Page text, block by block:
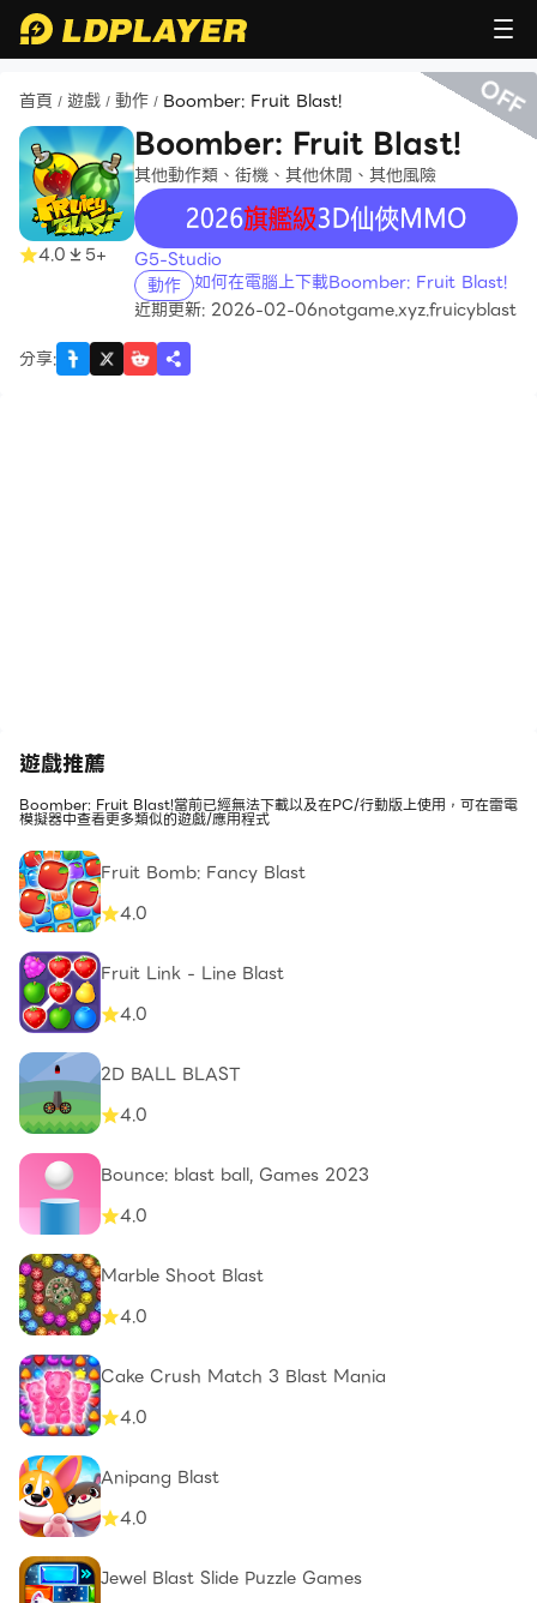
首頁 / 遊戲 / 動作 / Boomber: Fruit Blast!
4.0 5+
Boomber: Fruit Blast!
其他動作類、街機、其他休閒、其他風險
recommend
G5-Studio
動作 如何在電腦上下載Boomber: Fruit Blast!
近期更新: 2026-02-06notgame.xyz.fruicyblast
分享:
OFF
遊戲推薦
Boomber: Fruit Blast!當前已經無法下載以及在PC/行動版上使用，可在雷電
模擬器中查看更多類似的遊戲/應用程式
Fruit Bomb: Fancy Blast
4.0
Fruit Link - Line Blast
4.0
2D BALL BLAST
4.0
Bounce: blast ball, Games 2023
4.0
Marble Shoot Blast
4.0
Cake Crush Match 3 Blast Mania
4.0
Anipang Blast
4.0
Jewel Blast Slide Puzzle Games